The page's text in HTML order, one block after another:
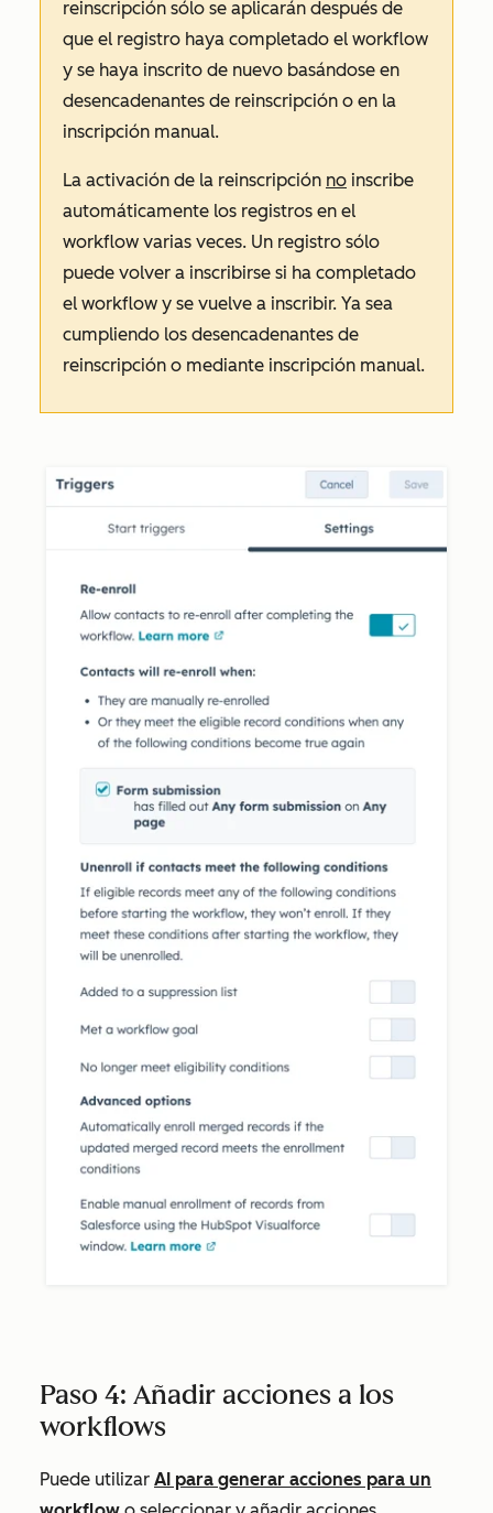
reinscripción sólo se aplicarán después de
que el registro haya completado el workflow
y se haya inscrito de nuevo basándose en
desencadenantes de reinscripción o en la
inscripción manual.
La activación de la reinscripción no inscribe
automáticamente los registros en el
workflow varias veces. Un registro sólo
puede volver a inscribirse si ha completado
el workflow y se vuelve a inscribir. Ya sea
cumpliendo los desencadenantes de
reinscripción o mediante inscripción manual.
Paso 4: Añadir acciones a los
workflows
Puede utilizar AI para generar acciones para un